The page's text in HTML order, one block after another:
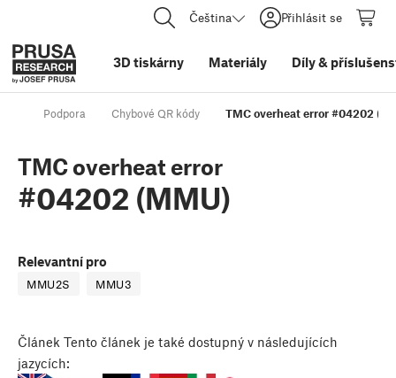
Čeština Přihlásit se
3D tiskárny Materiály Díly&
Podpora Chybové QR kódy TMC overheat error #04202
TMC overheat error
#04202 (MMU)
Relevantní pro
MMU2S MMU3
Článek Tento článek je také dostupný v následujících
jazycích: